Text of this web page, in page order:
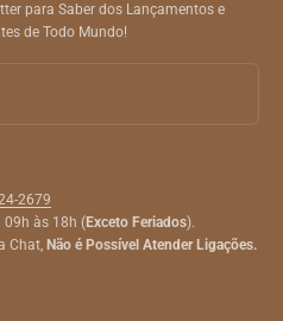
para Saber dos Lançamentos e
de Todo Mundo!
2679
09h às 18h (Exceto Feriados).
Chat, Não é Possível Atender Ligações.